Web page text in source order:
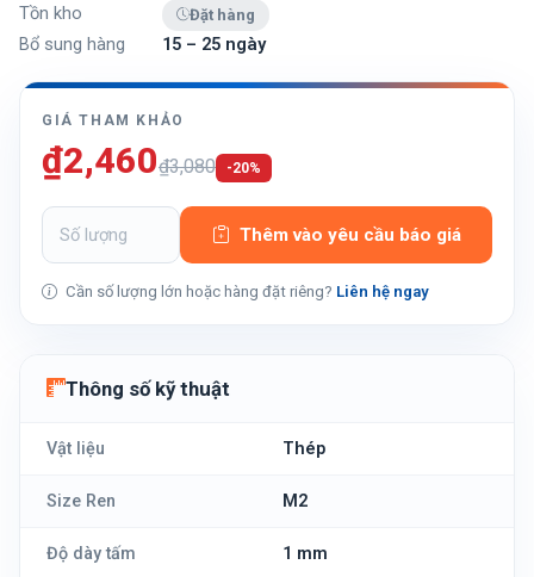
Tồn kho
Đặt hàng
Bổ sung hàng 15 – 25 ngày
GIÁ THAM KHẢO
₫2,460₫3,080 -20%
Thêm vào yêu cầu báo giá
Cần số lượng lớn hoặc hàng đặt riêng? Liên hệ ngay
Thông số kỹ thuật
Vật liệu Thép
Size Ren M2
Độ dày tấm 1 mm